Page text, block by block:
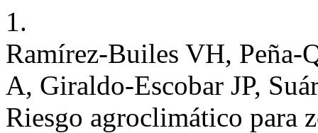
1.
Ramírez-Builes VH, Peña-
A, Giraldo-Escobar JP,
Riesgo agroclimático para